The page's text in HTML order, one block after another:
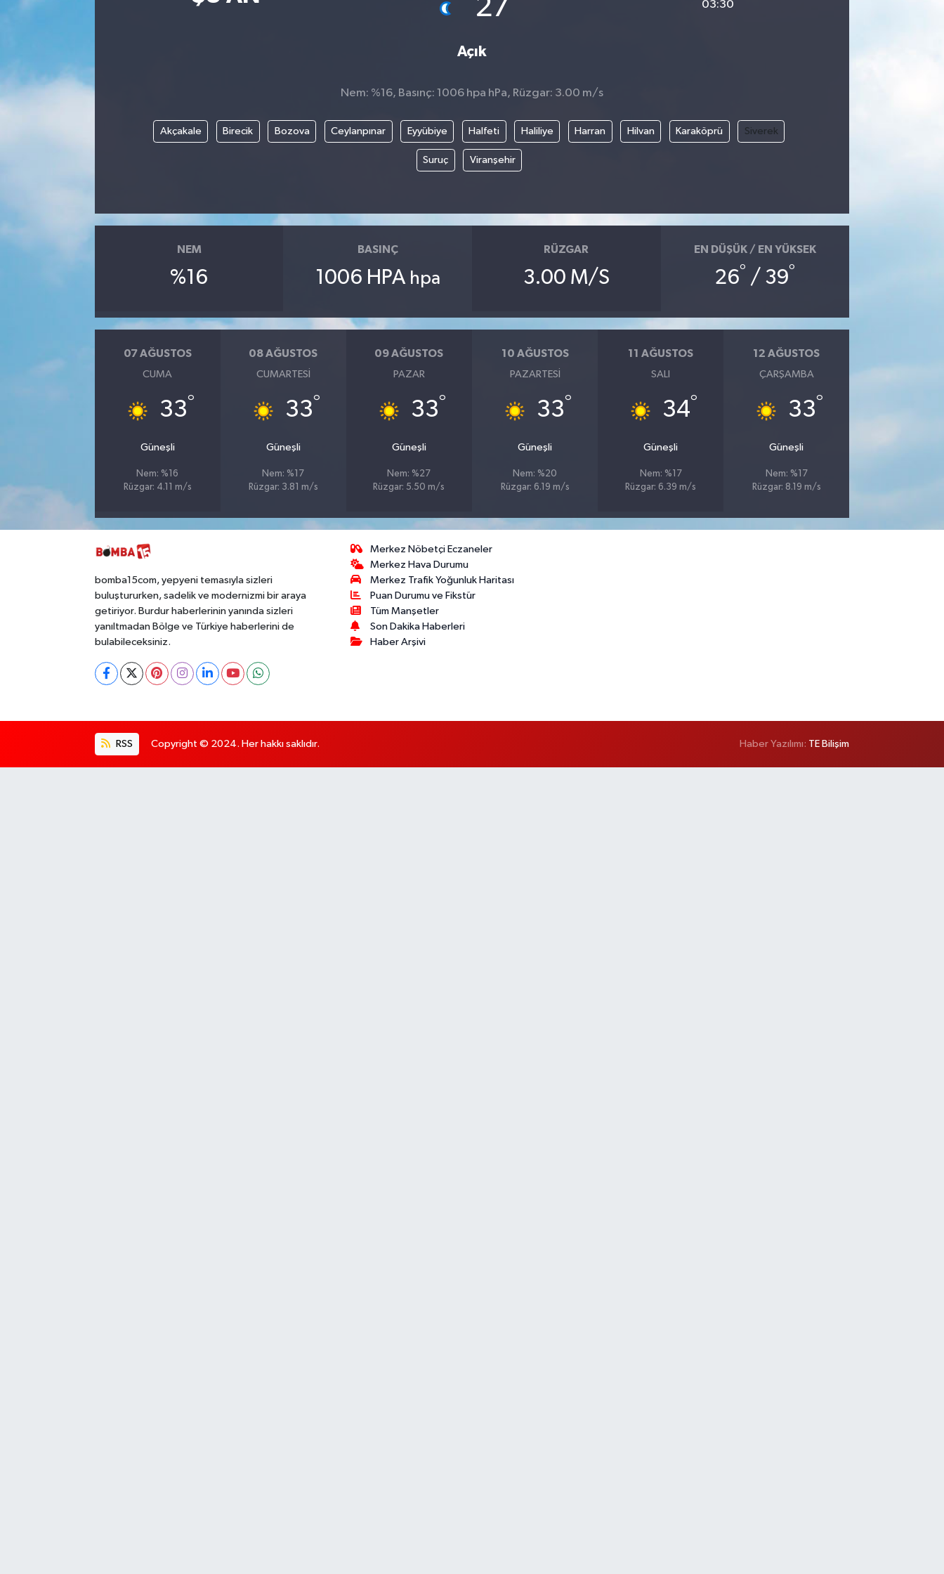
27
Açık
03:30
Nem: %16, Basınç: 1006 hpa hPa, Rüzgar: 3.00 m/s
Akçakale Birecik Bozova Ceylanpınar Eyyübiye Halfeti Haliliye Harran Hilvan Karaköprü Siverek
Suruç Viranşehir
NEM
%16
BASINÇ
1006 HPA hpa
RÜZGAR
3.00 M/S
EN DÜŞÜK / EN YÜKSEK
26° / 39°
07 AĞUSTOS
CUMA
33°
Güneşli
Nem: %16
Rüzgar: 4.11 m/s
08 AĞUSTOS
CUMARTESI
33°
Güneşli
Nem: %17
Rüzgar: 3.81 m/s
09 AĞUSTOS
PAZAR
33°
Güneşli
Nem: %27
Rüzgar: 5.50 m/s
10 AĞUSTOS
PAZARTESI
33°
Güneşli
Nem: %20
Rüzgar: 6.19 m/s
11 AĞUSTOS
SALI
34°
Güneşli
Nem: %17
Rüzgar: 6.39 m/s
12 AĞUSTOS
ÇARŞAMBA
33°
Güneşli
Nem: %17
Rüzgar: 8.19 m/s
bomba15com, yepyeni temasıyla sizleri
buluştururken, sadelik ve modernizmi bir araya
getiriyor. Burdur haberlerinin yanında sizleri
yanıltmadan Bölge ve Türkiye haberlerini de
bulabileceksiniz.
Merkez Nöbetçi Eczaneler
Merkez Hava Durumu
Merkez Trafik Yoğunluk Haritası
Puan Durumu ve Fikstür
Tüm Manşetler
Son Dakika Haberleri
Haber Arşivi
RSS Copyright © 2024. Her hakkı saklıdır. Haber Yazılımı: TE Bilişim